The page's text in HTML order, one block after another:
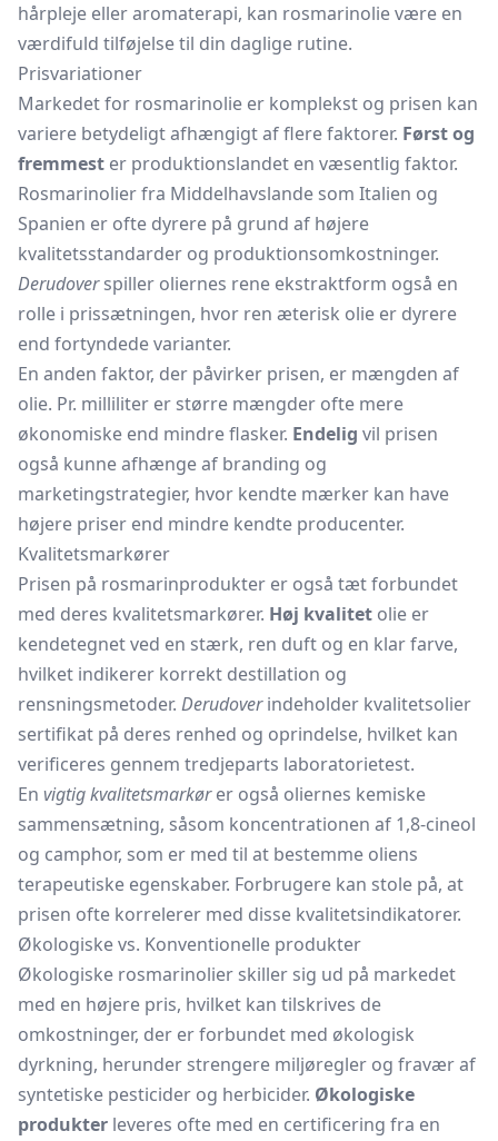
hårpleje eller aromaterapi, kan rosmarinolie være en
værdifuld tilføjelse til din daglige rutine.
Prisvariationer
Markedet for rosmarinolie er komplekst og prisen kan
variere betydeligt afhængigt af flere faktorer. Først og
fremmest er produktionslandet en væsentlig faktor.
Rosmarinolier fra Middelhavslande som Italien og
Spanien er ofte dyrere på grund af højere
kvalitetsstandarder og produktionsomkostninger.
Derudoverspiller oliernes rene ekstraktform også en
rolle i prissætningen, hvor ren æterisk olie er dyrere
end fortyndede varianter.
En anden faktor, der påvirker prisen, er mængden af
olie. Pr. milliliter er større mængder ofte mere
økonomiske end mindre flasker. Endelig vil prisen
også kunne afhænge af branding og
marketingstrategier, hvor kendte mærker kan have
højere priser end mindre kendte producenter.
Kvalitetsmarkører
Prisen på rosmarinprodukter er også tæt forbundet
med deres kvalitetsmarkører. Høj kvalitet olie er
kendetegnet ved en stærk, ren duft og en klar farve,
hvilket indikerer korrekt destillation og
rensningsmetoder. Derudoverindeholder kvalitetsolier
sertifikat på deres renhed og oprindelse, hvilket kan
verificeres gennem tredjeparts laboratorietest.
En vigtig kvalitetsmarkører også oliernes kemiske
sammensætning, såsom koncentrationen af 1,8-cineol
og camphor, som er med til at bestemme oliens
terapeutiske egenskaber. Forbrugere kan stole på, at
prisen ofte korrelerer med disse kvalitetsindikatorer.
Økologiske vs. Konventionelle produkter
Økologiske rosmarinolier skiller sig ud på markedet
med en højere pris, hvilket kan tilskrives de
omkostninger, der er forbundet med økologisk
dyrkning, herunder strengere miljøregler og fravær af
syntetiske pesticider og herbicider. Økologiske
produkter leveres ofte med en certificering fra en